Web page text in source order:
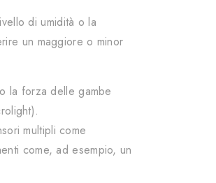
di umidità o la
un maggiore o minor
la forza delle gambe
multipli come
come, ad esempio, un